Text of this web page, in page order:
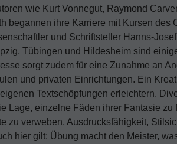
wie Kurt Vonnegut, Raymond
begannen ihre Karriere mit Kursen des
und Schriftsteller Hanns-Josef
Tübingen und Hildesheim sind
sorgt zudem für eine Zunahme an
und privaten Einrichtungen. Ein
Textschöpfungen erleichtern.
Lage, einzelne Fäden ihrer Fantasie zu
zu verweben, Ausdrucksfähigkeit,
hier gilt: Übung macht den Meister,